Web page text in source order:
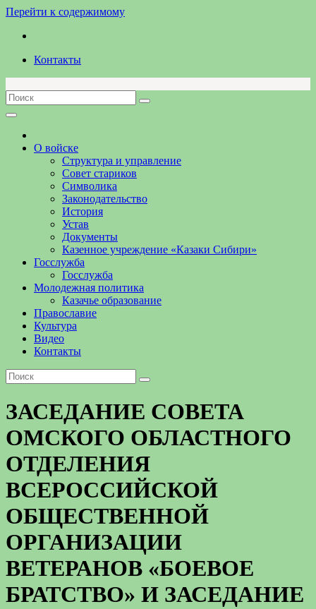
Перейти к содержимому
Контакты
О войске
Структура и управление
Совет стариков
Символика
Законодательство
История
Устав
Документы
Казенное учреждение «Казаки Сибири»
Госслужба
Госслужба
Молодежная политика
Казачье образование
Православие
Культура
Видео
Контакты
ЗАСЕДАНИЕ СОВЕТА
ОМСКОГО ОБЛАСТНОГО
ОТДЕЛЕНИЯ
ВСЕРОССИЙСКОЙ
ОБЩЕСТВЕННОЙ
ОРГАНИЗАЦИИ
ВЕТЕРАНОВ «БОЕВОЕ
БРАТСТВО» И ЗАСЕДАНИЕ